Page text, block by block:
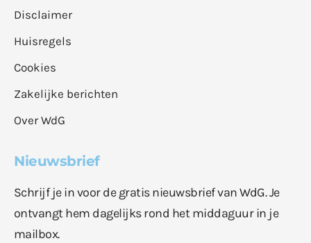
Disclaimer
Huisregels
Cookies
Zakelijke berichten
Over WdG
Nieuwsbrief
Schrijf je in voor de gratis nieuwsbrief van WdG. Je
ontvangt hem dagelijks rond het middaguur in je
mailbox.